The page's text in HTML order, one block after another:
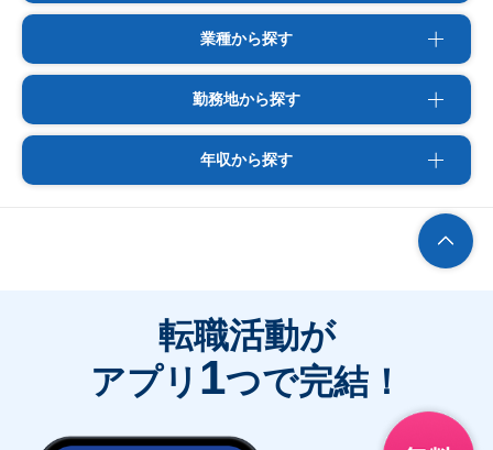
業種から探す
勤務地から探す
年収から探す
転職活動が
アプリ 1つで完結！